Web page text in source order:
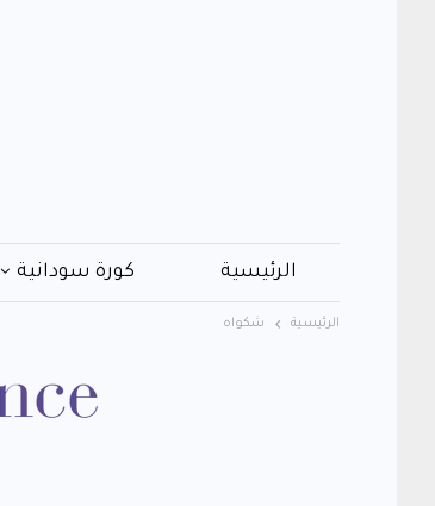
الرئيسية كورة سودانية
الرئيسية شكواه